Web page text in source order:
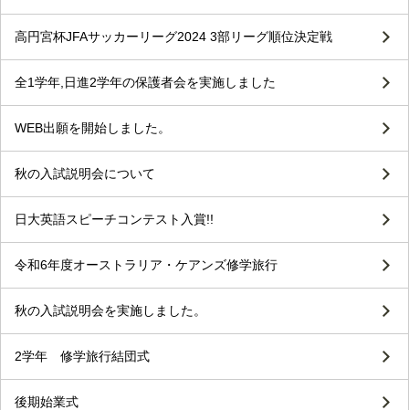
高円宮杯JFAサッカーリーグ2024 3部リーグ順位決定戦
全1学年,日進2学年の保護者会を実施しました
WEB出願を開始しました。
秋の入試説明会について
日大英語スピーチコンテスト入賞!!
令和6年度オーストラリア・ケアンズ修学旅行
秋の入試説明会を実施しました。
2学年 修学旅行結団式
後期始業式